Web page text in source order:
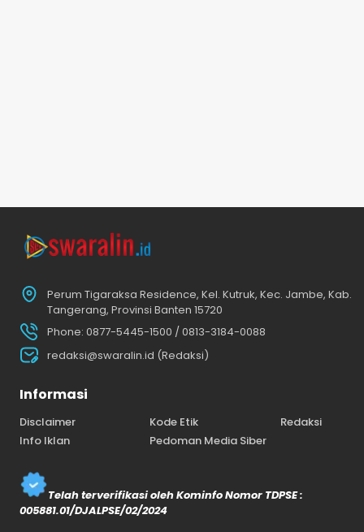
Perum Tigaraksa Residence, Kel. Kutruk, Kec. Jambe, Kab.
Tangerang, Provinsi Banten 15720
Phone: 0877-5445-1500 / 0813-3184-0088
redaksi@swaralin.id (Redaksi)
Informasi
Disclaimer Kode Etik
Redaksi
Info Iklan
Pedoman Media Siber
Telah terverifikasi oleh Kominfo Nomor TDPSE :
005881.01/DJALPSE/02/2024